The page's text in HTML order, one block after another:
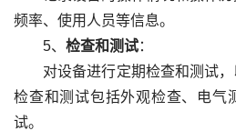
频率、使用人员等信息。
5、 检查和测试：
对设备进行定期检查和测试，
检查和测试包括外观检查、电气
试。